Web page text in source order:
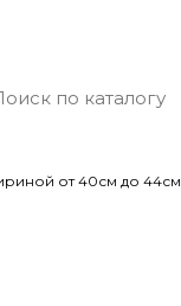
от 40см до 44см